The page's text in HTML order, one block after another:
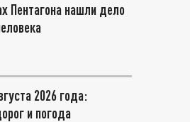
Пентагона нашли дело
2026 года:
и погода